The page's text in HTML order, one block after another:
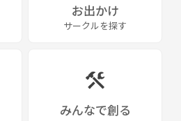
お出かけ
サークルを探す
みんなで創る